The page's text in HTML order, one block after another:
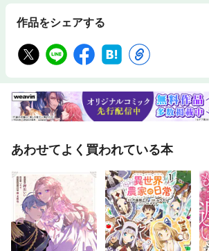
作品をシェアする
あわせてよく買われている本